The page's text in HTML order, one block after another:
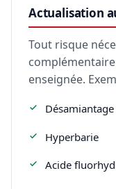
Actualisation
Tout risque
enseignée.
Désamiantage
Hyperbarie
Acide